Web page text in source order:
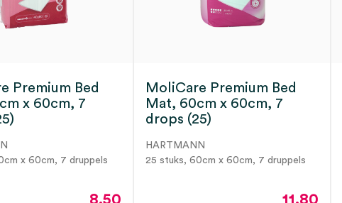
Premium Bed
x 60cm, 7
x 60cm, 7 druppels
8.50
MoliCare Premium Bed
Mat, 60cm x 60cm, 7
drops (25)
HARTMANN
25 stuks, 60cm x 60cm, 7 druppels
11.80